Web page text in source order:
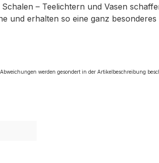
– Teelichtern und Vasen
und erhalten so eine ganz
werden gesondert in der Artikelbeschreibung